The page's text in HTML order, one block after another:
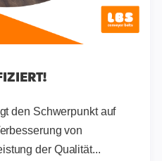
den Schwerpunkt auf
von
der Qualität...